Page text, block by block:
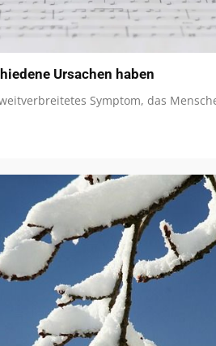
Ursachen haben
Symptom, das